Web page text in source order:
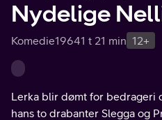
Nydelige
Komedie19641 t 21 min 12+
Lerka blir dømt for bedrageri
hans to drabanter Slegga og